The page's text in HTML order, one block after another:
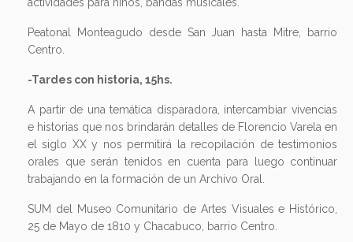
Peatonal Monteagudo desde San Juan hasta Mitre, barrio
Centro.
-Tardes con historia, 15hs.
A partir de una temática disparadora, intercambiar vivencias
e historias que nos brindarán detalles de Florencio Varela en
el siglo XX y nos permitirá la recopilación de testimonios
orales que serán tenidos en cuenta para luego continuar
trabajando en la formación de un Archivo Oral.
SUM del Museo Comunitario de Artes Visuales e Histórico,
25 de Mayo de 1810 y Chacabuco, barrio Centro.